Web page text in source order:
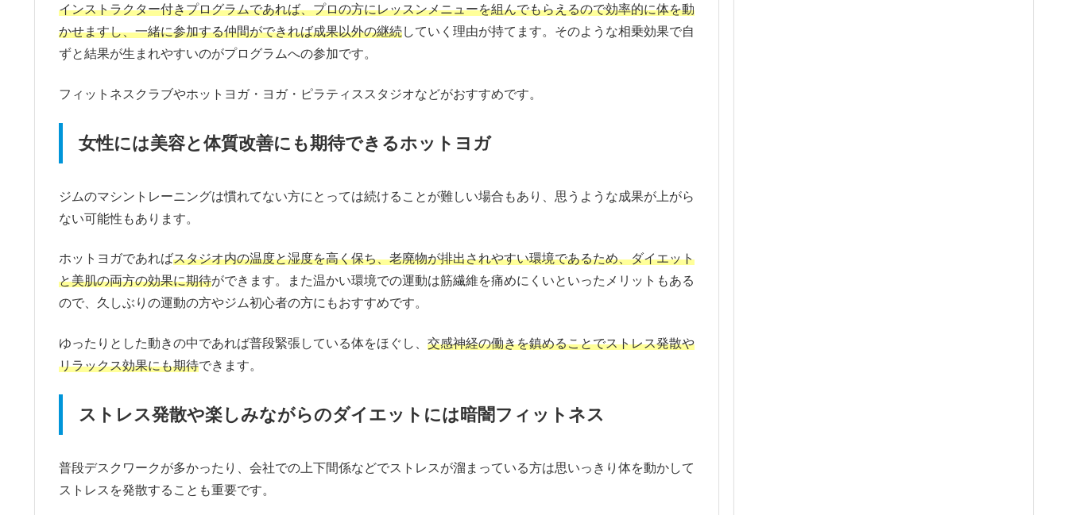
インストラクター付きプログラムであれば、プロの方にレッスンメニューを組んでもらえるので効率的に体を動
かせますし、一緒に参加する仲間ができれば成果以外の継続していく理由が持てます。そのような相乗効果で自
ずと結果が生まれやすいのがプログラムへの参加です。
フィットネスクラブやホットヨガ・ヨガ・ピラティススタジオなどがおすすめです。
女性には美容と体質改善にも期待できるホットヨガ
ジムのマシントレーニングは慣れてない方にとっては続けることが難しい場合もあり、思うような成果が上がら
ない可能性もあります。
ホットヨガであればスタジオ内の温度と湿度を高く保ち、老廃物が排出されやすい環境であるため、ダイエット
と美肌の両方の効果に期待ができます。また温かい環境での運動は筋繊維を痛めにくいといったメリットもある
ので、久しぶりの運動の方やジム初心者の方にもおすすめです。
ゆったりとした動きの中であれば普段緊張している体をほぐし、 交感神経の働きを鎮めることでストレス発散や
リラックス効果にも期待できます。
ストレス発散や楽しみながらのダイエットには暗闇フィットネス
普段デスクワークが多かったり、会社での上下間係などでストレスが溜まっている方は思いっきり体を動かして
ストレスを発散することも重要です。